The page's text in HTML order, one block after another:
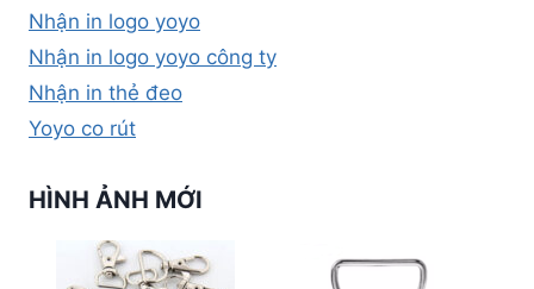
Nhận in logo yoyo
Nhận in logo yoyo công ty
Nhận in thẻ đeo
Yoyo co rút
HÌNH ẢNH MỚI